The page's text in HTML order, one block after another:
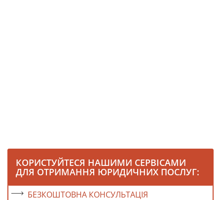
КОРИСТУЙТЕСЯ НАШИМИ СЕРВІСАМИ
ДЛЯ ОТРИМАННЯ ЮРИДИЧНИХ ПОСЛУГ:
БЕЗКОШТОВНА КОНСУЛЬТАЦІЯ